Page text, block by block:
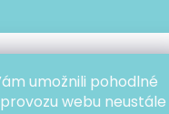
umožnili pohodlné
webu neustále